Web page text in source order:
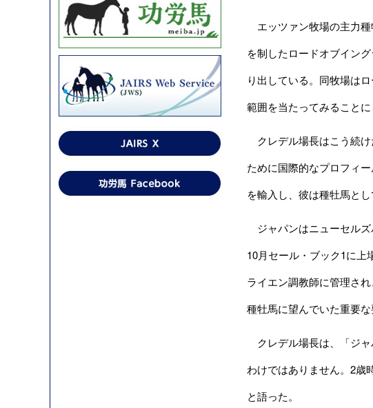
エッツァン牧場の主力種
を制したロードオブイン
り出している。同牧場は
範囲を当たってみることに
クレデル場長はこう続
ために国際的なプロフィ
を輸入し、彼は種牡馬と
ジャパンはニューセル
10月セール・ブック1に上
ライエン調教師に管理さ
種牡馬に望んでいた重要な
クレデル場長は、「ジャ
わけではありません。2歳
と語った。